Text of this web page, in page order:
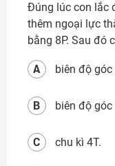
Đúng lúc con lắc
thêm ngoại lực
bằng 8P. Sau đó
biên độ góc
A
biên độ góc
B
chu kì 4T.
C